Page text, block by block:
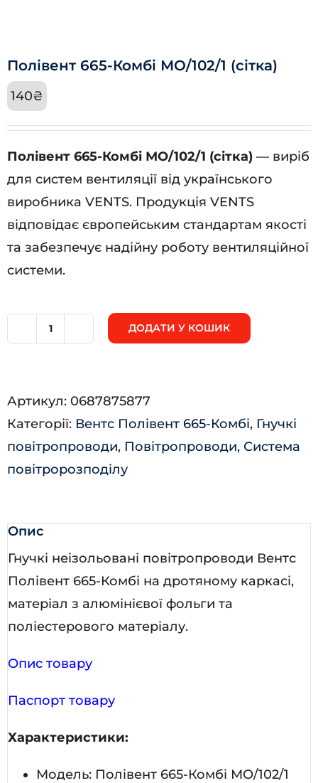
Полівент 665-Комбі МО/102/1 (сітка)
140₴
Полівент 665-Комбі МО/102/1 (сітка) — виріб
для систем вентиляції від українського
виробника VENTS. Продукція VENTS
відповідає європейським стандартам якості
та забезпечує надійну роботу вентиляційної
системи.
Полівент
МО/102/1
(сітка)
кількість
ДОДАТИ У КОШИК
Артикул: 0687875877
Категорії: Вентс Полівент 665-Комбі, Гнучкі
повітропроводи, Повітропроводи, Система
повітророзподілу
Опис
Гнучкі неізольовані повітропроводи Вентс
Полівент 665-Комбі на дротяному каркасі,
матеріал з алюмінієвої фольги та
поліестерового матеріалу.
Опис товару
Паспорт товару
Характеристики:
Модель: Полівент 665-Комбі МО/102/1